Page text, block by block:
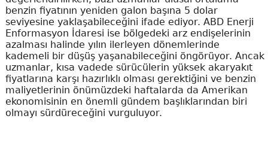
benzin fiyatının yeniden galon başına 5 dolar
seviyesine yaklaşabileceğini ifade ediyor. ABD Enerji
Enformasyon İdaresi ise bölgedeki arz endişelerinin
azalması halinde yılın ilerleyen dönemlerinde
kademeli bir düşüş yaşanabileceğini öngörüyor. Ancak
uzmanlar, kısa vadede sürücülerin yüksek akaryakıt
fiyatlarına karşı hazırlıklı olması gerektiğini ve benzin
maliyetlerinin önümüzdeki haftalarda da Amerikan
ekonomisinin en önemli gündem başlıklarından biri
olmayı sürdüreceğini vurguluyor.